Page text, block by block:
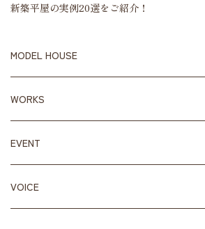
新築平屋の実例20選をご紹介！
MODEL HOUSE
WORKS
EVENT
VOICE